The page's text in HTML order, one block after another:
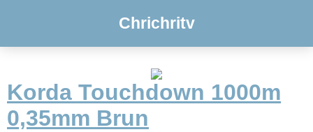
Chrichritv
Korda Touchdown 1000m
0,35mm Brun